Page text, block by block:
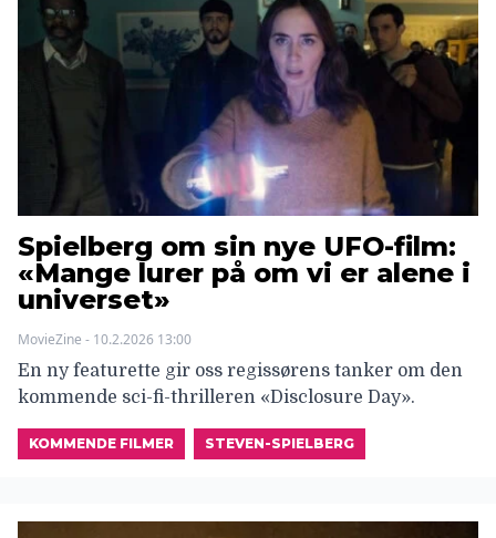
Spielberg om sin nye UFO-film:
«Mange lurer på om vi er alene i
universet»
MovieZine - 10.2.2026 13:00
En ny featurette gir oss regissørens tanker om den
kommende sci-fi-thrilleren «Disclosure Day».
KOMMENDE FILMER STEVEN-SPIELBERG